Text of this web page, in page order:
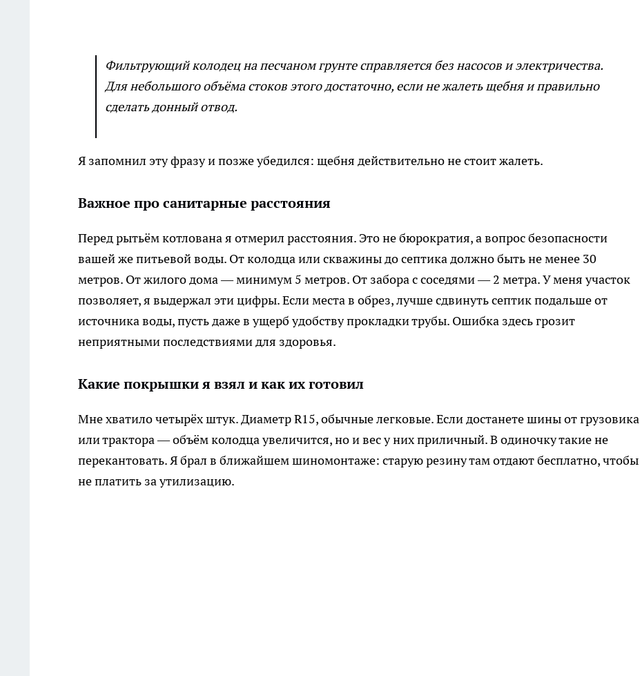
Фильтрующий колодец на песчаном грунте справляется без насосов и электричества.
Для небольшого объёма стоков этого достаточно, если не жалеть щебня и правильно
сделать донный отвод.
Я запомнил эту фразу и позже убедился: щебня действительно не стоит жалеть.
Важное про санитарные расстояния
Перед рытьём котлована я отмерил расстояния. Это не бюрократия, а вопрос безопасности
вашей же питьевой воды. От колодца или скважины до септика должно быть не менее 30
метров. От жилого дома — минимум 5 метров. От забора с соседями — 2 метра. У меня участок
позволяет, я выдержал эти цифры. Если места в обрез, лучше сдвинуть септик подальше от
источника воды, пусть даже в ущерб удобству прокладки трубы. Ошибка здесь грозит
неприятными последствиями для здоровья.
Какие покрышки я взял и как их готовил
Мне хватило четырёх штук. Диаметр R15, обычные легковые. Если достанете шины от грузовика
или трактора — объём колодца увеличится, но и вес у них приличный. В одиночку такие не
перекантовать. Я брал в ближайшем шиномонтаже: старую резину там отдают бесплатно, чтобы
не платить за утилизацию.